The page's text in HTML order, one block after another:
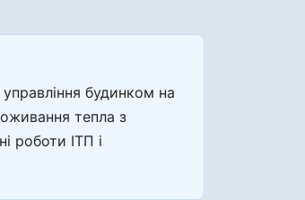
будинком на
тепла з
роботи ІТП і